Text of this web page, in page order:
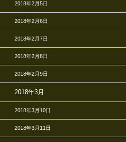
2018年2月5日
2018年2月6日
2018年2月7日
2018年2月8日
2018年2月9日
2018年3月
2018年3月10日
2018年3月11日